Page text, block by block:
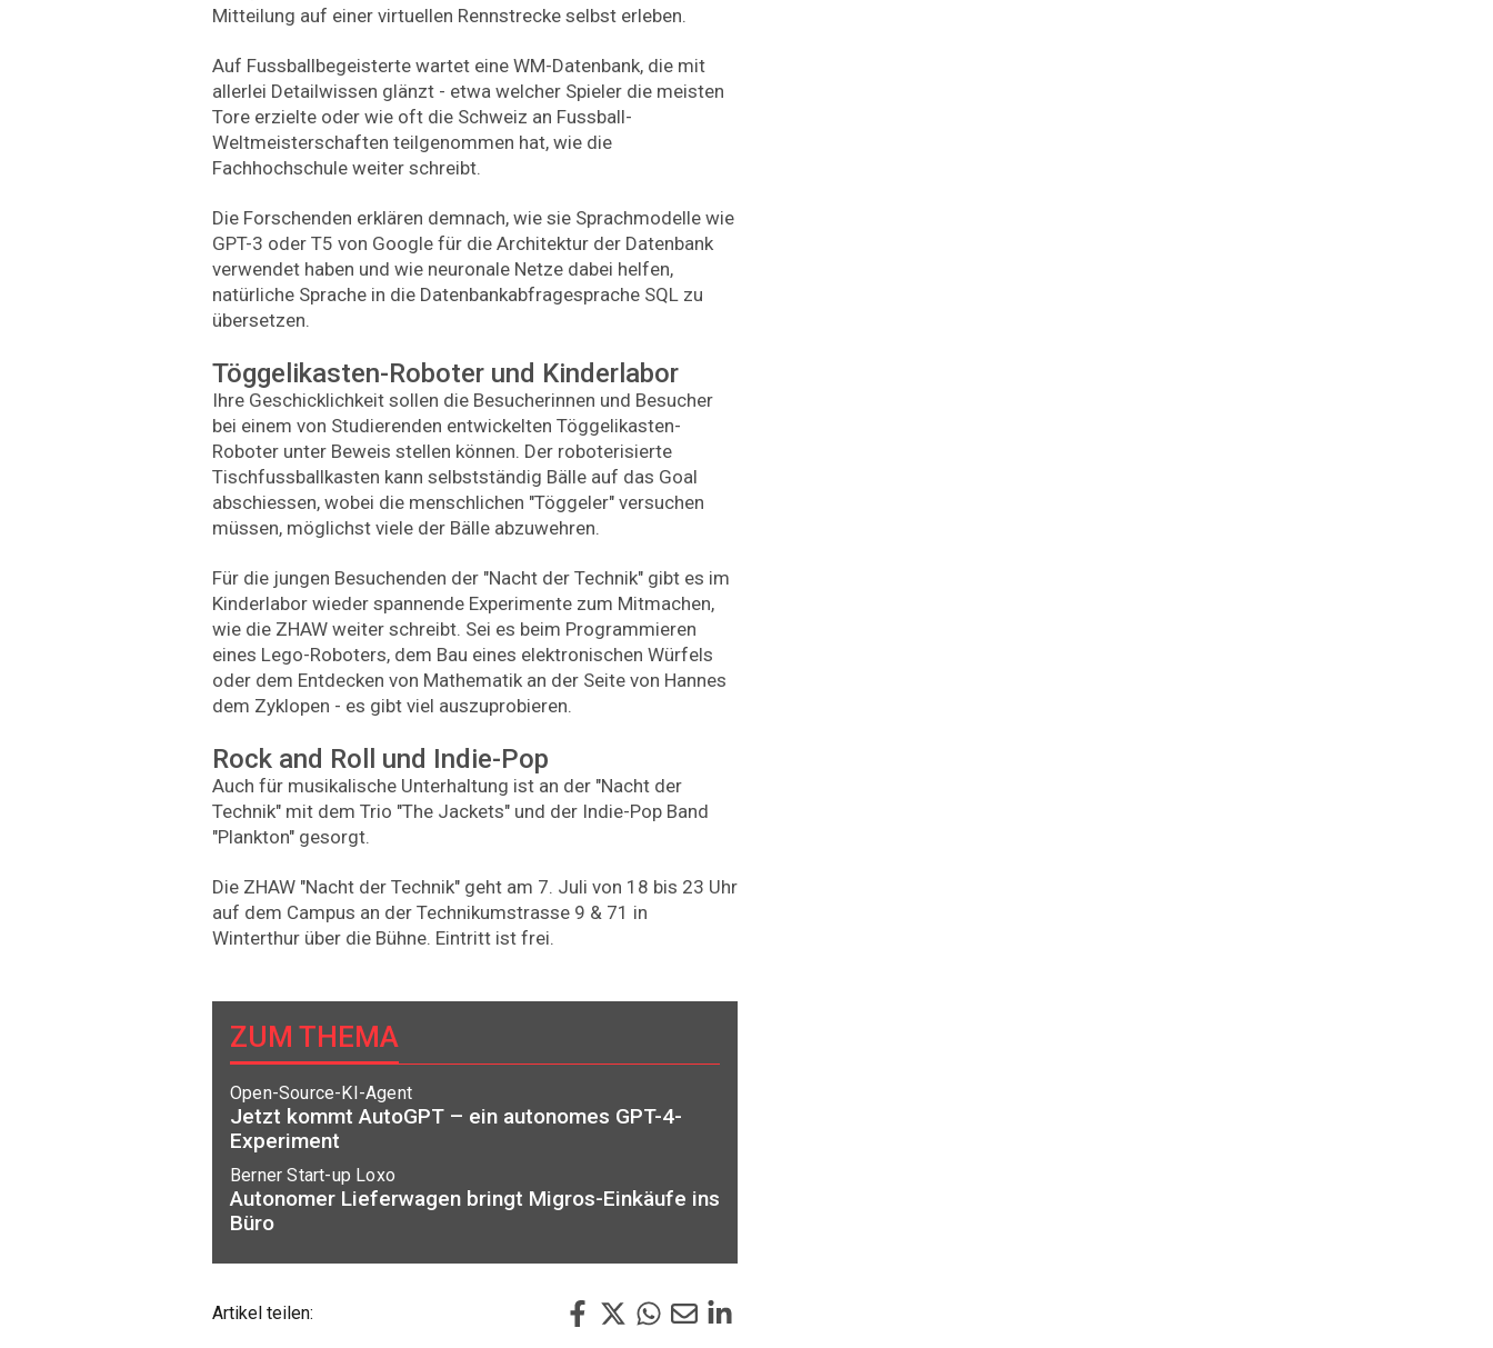
Mitteilung auf einer virtuellen Rennstrecke selbst erleben.
Auf Fussballbegeisterte wartet eine WM-Datenbank, die mit
allerlei Detailwissen glänzt - etwa welcher Spieler die meisten
Tore erzielte oder wie oft die Schweiz an Fussball-
Weltmeisterschaften teilgenommen hat, wie die
Fachhochschule weiter schreibt.
Die Forschenden erklären demnach, wie sie Sprachmodelle wie
GPT-3 oder T5 von Google für die Architektur der Datenbank
verwendet haben und wie neuronale Netze dabei helfen,
natürliche Sprache in die Datenbankabfragesprache SQL zu
übersetzen.
Töggelikasten-Roboter und Kinderlabor
Ihre Geschicklichkeit sollen die Besucherinnen und Besucher
bei einem von Studierenden entwickelten Töggelikasten-
Roboter unter Beweis stellen können. Der roboterisierte
Tischfussballkasten kann selbstständig Bälle auf das Goal
abschiessen, wobei die menschlichen "Töggeler" versuchen
müssen, möglichst viele der Bälle abzuwehren.
Für die jungen Besuchenden der "Nacht der Technik" gibt es im
Kinderlabor wieder spannende Experimente zum Mitmachen,
wie die ZHAW weiter schreibt. Sei es beim Programmieren
eines Lego-Roboters, dem Bau eines elektronischen Würfels
oder dem Entdecken von Mathematik an der Seite von Hannes
dem Zyklopen - es gibt viel auszuprobieren.
Rock and Roll und Indie-Pop
Auch für musikalische Unterhaltung ist an der "Nacht der
Technik" mit dem Trio "The Jackets" und der Indie-Pop Band
"Plankton" gesorgt.
Die ZHAW "Nacht der Technik" geht am 7. Juli von 18 bis 23 Uhr
auf dem Campus an der Technikumstrasse 9 & 71 in
Winterthur über die Bühne. Eintritt ist frei.
ZUM THEMA
Open-Source-KI-Agent
Jetzt kommt AutoGPT – ein autonomes GPT-4-
Experiment
Berner Start-up Loxo
Autonomer Lieferwagen bringt Migros-Einkäufe ins
Büro
Artikel teilen: